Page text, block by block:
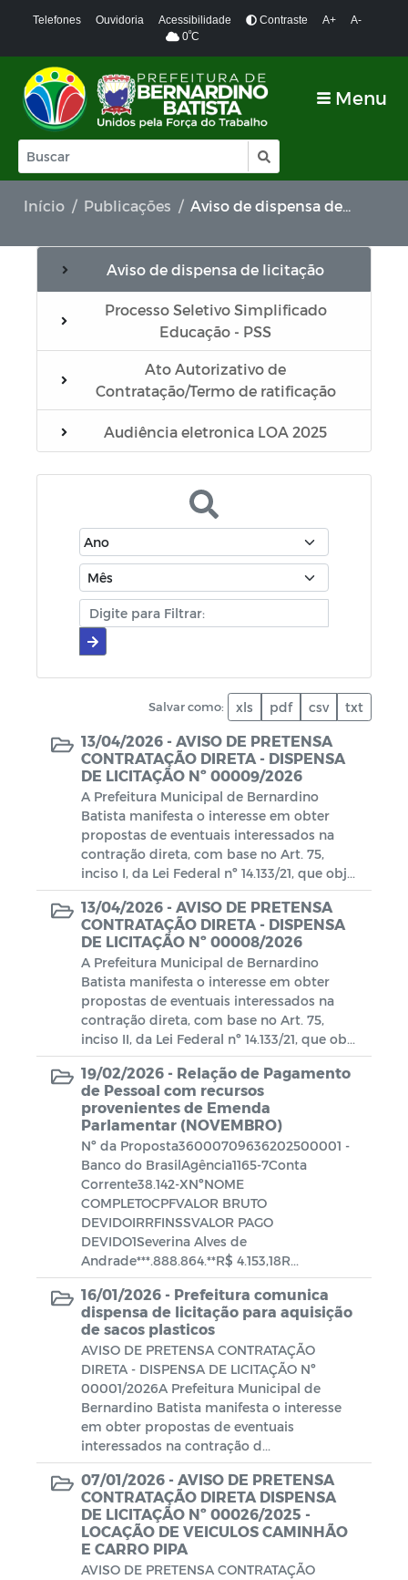
Telefones Ouvidoria Acessibilidade Contraste A+
A-
0ºC
Menu
Início Publicações Aviso de dispensa de licitação
Aviso de dispensa de licitação
Processo Seletivo Simplificado
Educação - PSS
Ato Autorizativo de
Contratação/Termo de ratificação
Audiência eletronica LOA 2025
Editais
Manuais
Diário oficial
Escala Médica
Escala de plantão do SAMU
Escala de plantão do Conselho Tutelar
Escala de plantão Motoristas
Coronavírus (COVID-19)
Gabarito
Notas
Processo Seletivo
Campanhas
Documentos
Emendas Parlamentares
Decretos SIAFIC
Portaria da Comissão - SIAFIC
Documentos - SIAFIC
Plano de Ação - SIAFIC
Diagnóstico elaborado - SIAFIC
Lei Aldir Blanc
Edital Artistas Batistenses Lei Aldir
Blanc 14.017/2020
Lei Aldir Blanc
Eleição Conselho Tutelar 2023
PRÊMIO PAULO FREIRE
Salvar como: xls pdf csv txt
13/04/2026 - AVISO DE PRETENSA
CONTRATAÇÃO DIRETA - DISPENSA
DE LICITAÇÃO Nº 00009/2026
A Prefeitura Municipal de Bernardino
Batista manifesta o interesse em obter
propostas de eventuais interessados na
contração direta, com base no Art. 75,
inciso I, da Lei Federal nº 14.133/21, que obj...
13/04/2026 - AVISO DE PRETENSA
CONTRATAÇÃO DIRETA - DISPENSA
DE LICITAÇÃO Nº 00008/2026
A Prefeitura Municipal de Bernardino
Batista manifesta o interesse em obter
propostas de eventuais interessados na
contração direta, com base no Art. 75,
inciso II, da Lei Federal nº 14.133/21, que ob...
19/02/2026 - Relação de Pagamento
de Pessoal com recursos
provenientes de Emenda
Parlamentar (NOVEMBRO)
Nº da Proposta36000709636202500001 -
Banco do BrasilAgência1165-7Conta
Corrente38.142-XNºNOME
COMPLETOCPFVALOR BRUTO
DEVIDOIRRFINSSVALOR PAGO
DEVIDO1Severina Alves de
Andrade***.888.864.**R$ 4.153,18R...
16/01/2026 - Prefeitura comunica
dispensa de licitação para aquisição
de sacos plasticos
AVISO DE PRETENSA CONTRATAÇÃO
DIRETA - DISPENSA DE LICITAÇÃO Nº
00001/2026A Prefeitura Municipal de
Bernardino Batista manifesta o interesse
em obter propostas de eventuais
interessados na contração d...
07/01/2026 - AVISO DE PRETENSA
CONTRATAÇÃO DIRETA DISPENSA
DE LICITAÇÃO Nº 00026/2025 -
LOCAÇÃO DE VEICULOS CAMINHÃO
E CARRO PIPA
AVISO DE PRETENSA CONTRATAÇÃO